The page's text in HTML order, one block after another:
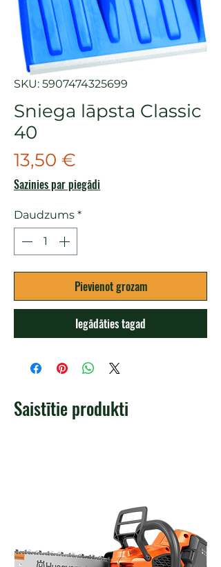
SKU: 5907474325699
Sniega lāpsta Classic
40
13,50 €
Sazinies par piegādi
Daudzums *
Pievienot grozam
Iegādāties tagad
Saistītie produkti